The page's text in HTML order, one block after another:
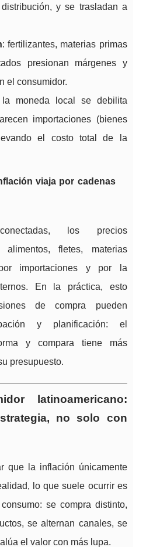
y se trasladan a
: fertilizantes, materias primas
presionan márgenes y
el consumidor.
moneda local se debilita
importaciones (bienes
el costo total de la
viaja por cadenas
los precios
alimentos, fletes, materias
importaciones y por la
En la práctica, esto
de compra pueden
y planificación: el
y compara tiene más
presupuesto.
latinoamericano:
no solo con
que la inflación únicamente
lo que suele ocurrir es
se compra distinto,
se alternan canales, se
el valor con más lupa.